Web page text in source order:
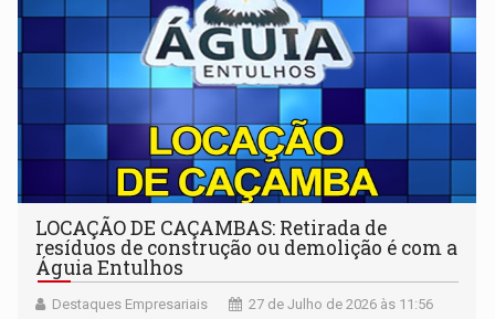
LOCAÇÃO DE CAÇAMBAS: Retirada de
resíduos de construção ou demolição é com a
Águia Entulhos
Destaques Empresariais 27 de Julho de 2026 às 11:56